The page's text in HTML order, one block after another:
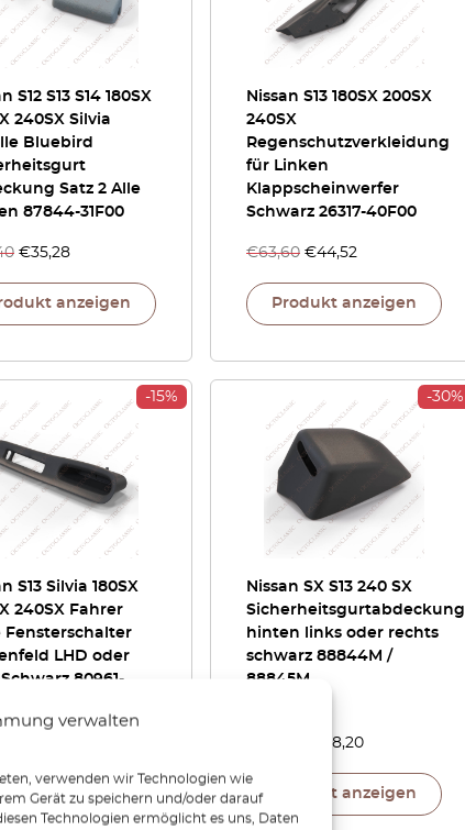
verwalten
verwenden wir Technologien wie
Gerät zu speichern und/oder darauf
Technologien ermöglicht es uns, Daten
S12 S13 S14 180SX
240SX Silvia
Bluebird
Satz 2 Alle
87844-31F00
€35,28
anzeigen
Nissan S13 180SX 200SX
240SX
Regenschutzverkleidung
für Linken
Klappscheinwerfer
Schwarz 26317-40F00
€63,60 €44,52
Produkt anzeigen
-15%
S13 Silvia 180SX
240SX Fahrer
Fensterschalter
LHD oder
80961-
anzeigen
-30%
Nissan SX S13 240 SX
Sicherheitsgurtabdeckung
hinten links oder rechts
schwarz 88844M /
88845M
88,20
Produkt anzeigen